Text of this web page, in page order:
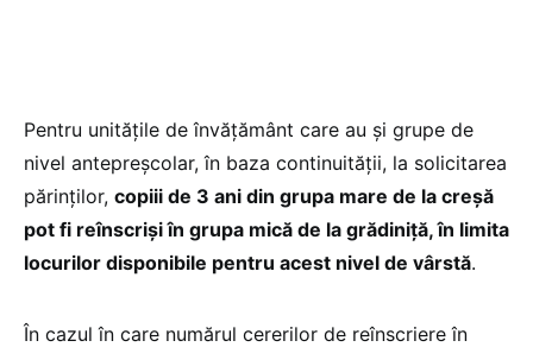
Pentru unitățile de învățământ care au și grupe de
nivel antepreșcolar, în baza continuității, la solicitarea
părinților, copiii de 3 ani din grupa mare de la creşă
pot fi reînscrişi în grupa mică de la grădiniţă, în limita
locurilor disponibile pentru acest nivel de vârstă.
În cazul în care numărul cererilor de reînscriere în